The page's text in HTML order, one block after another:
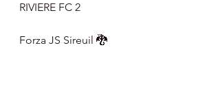
RIVIERE FC 2
Forza JS Sireuil 🐉